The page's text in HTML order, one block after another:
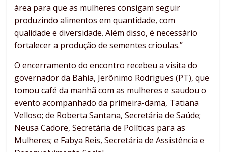
área para que as mulheres consigam seguir
produzindo alimentos em quantidade, com
qualidade e diversidade. Além disso, é necessário
fortalecer a produção de sementes crioulas.”
O encerramento do encontro recebeu a visita do
governador da Bahia, Jerônimo Rodrigues (PT), que
tomou café da manhã com as mulheres e saudou o
evento acompanhado da primeira-dama, Tatiana
Velloso; de Roberta Santana, Secretária de Saúde;
Neusa Cadore, Secretária de Políticas para as
Mulheres; e Fabya Reis, Secretária de Assistência e